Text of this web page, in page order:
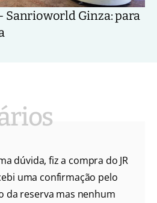
Sanrioworld Ginza: para
dúvida, fiz a compra do JR
uma confirmação pelo
da reserva mas nenhum